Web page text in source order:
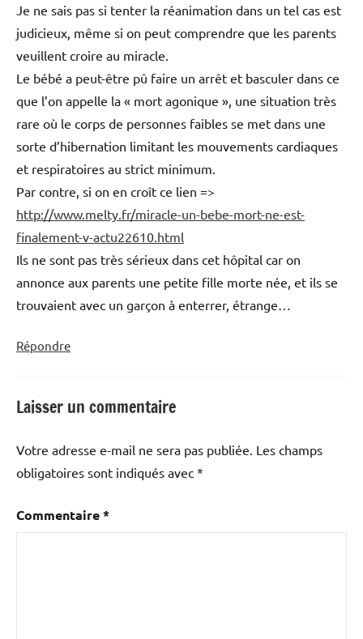
Je ne sais pas si tenter la réanimation dans un tel cas est
judicieux, même si on peut comprendre que les parents
veuillent croire au miracle.
Le bébé a peut-être pû faire un arrêt et basculer dans ce
que l’on appelle la « mort agonique », une situation très
rare où le corps de personnes faibles se met dans une
sorte d’hibernation limitant les mouvements cardiaques
et respiratoires au strict minimum.
Par contre, si on en croît ce lien =>
http://www.melty.fr/miracle-un-bebe-mort-ne-est-
finalement-v-actu22610.html
Ils ne sont pas très sérieux dans cet hôpital car on
annonce aux parents une petite fille morte née, et ils se
trouvaient avec un garçon à enterrer, étrange…
Répondre
Laisser un commentaire
Votre adresse e-mail ne sera pas publiée. Les champs
obligatoires sont indiqués avec *
Commentaire*